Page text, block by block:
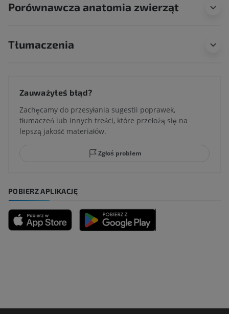
Porównawcza anatomia zwierząt
Tłumaczenia
Zauważyłeś błąd?
Zachęcamy do przesyłania sugestii poprawek,
tłumaczeń lub innych treści, które przełożą się na
lepszą jakość materiałów.
Zgłoś problem
POBIERZ APLIKACJĘ